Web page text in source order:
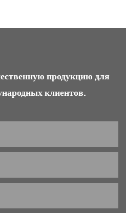
продукцию для
клиентов.